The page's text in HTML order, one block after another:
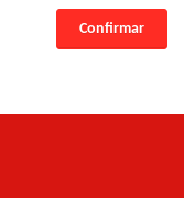
Confirmar